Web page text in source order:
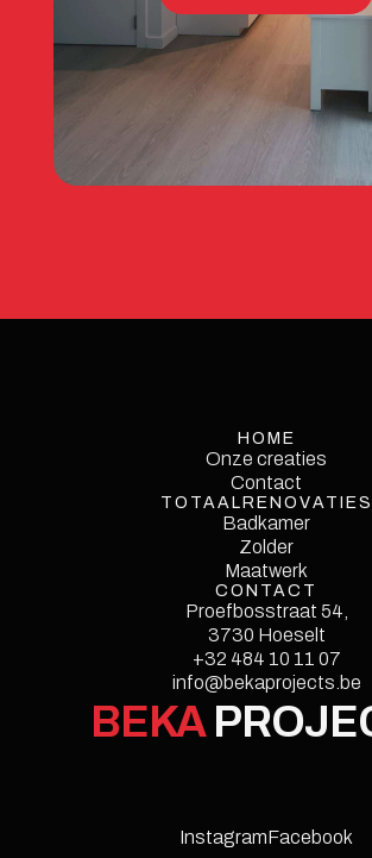
HOME
Onze creaties
Onze creaties
Contact
Contact
Service
Single
TOTAALRENOVATIES
Badkamer
Zolder
Maatwerk
CONTACT
Proefbosstraat 54,
3730 Hoeselt
Style Guide
+32 484 10 11 07
Licenses
info@bekaprojects.be
InstructionsChangelog
BEKA
InstagramFacebook